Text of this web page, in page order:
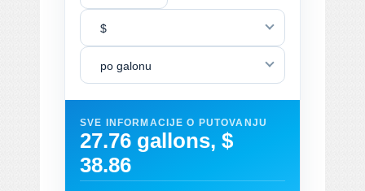
$
po galonu
SVE INFORMACIJE O PUTOVANJU
27.76 gallons, $
38.86